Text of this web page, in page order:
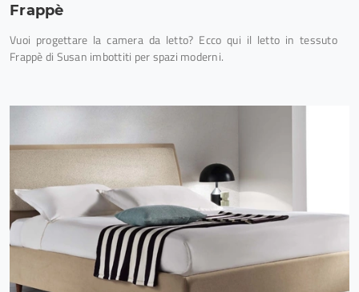
Frappè
Vuoi progettare la camera da letto? Ecco qui il letto in tessuto
Frappè di Susan imbottiti per spazi moderni.